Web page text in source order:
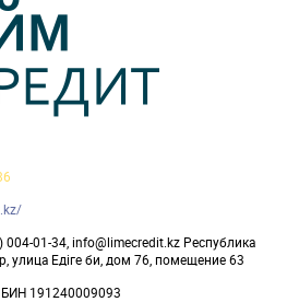
004-01-34, info@limecredit.kz Республика
улица Едіге би, дом 76, помещение 63
БИН 191240009093